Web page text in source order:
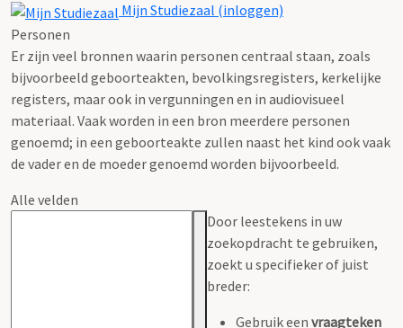
Mijn Studiezaal (inloggen)
Personen
Er zijn veel bronnen waarin personen centraal staan, zoals
bijvoorbeeld geboorteakten, bevolkingsregisters, kerkelijke
registers, maar ook in vergunningen en in audiovisueel
materiaal. Vaak worden in een bron meerdere personen
genoemd; in een geboorteakte zullen naast het kind ook vaak
de vader en de moeder genoemd worden bijvoorbeeld.
Alle velden
Door leestekens in uw
zoekopdracht te gebruiken,
zoekt u specifieker of juist
breder:
Gebruik een vraagteken